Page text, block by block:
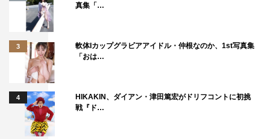
けど、すごく落ち着いていて。現場での居方や立ち振る舞
い、人との接し方が上手なんです。役と同じで守ってあげ
たくなるような雰囲気もあるから、今後も見守っていけれ
ばなと（笑）。
藤原：見ていて思うのは、スイッチの入れ方が上手だな
と。笑いが絶えない現場だから直前まで結構いろんな話を
していたのに、本番になると沙良ちゃんの表情が一気に変
わるんです。普段はかわいらしく、会話の内容も17歳の女
真集「…
3
軟体Iカップグラビアアイドル・仲根なのか、1st写真集
「おは…
4
HIKAKIN、ダイアン・津田篤宏がドリフコントに初挑
戦『ド…